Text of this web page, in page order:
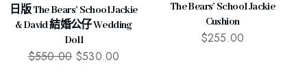
日版 The Bears’ School Jackie
& David 結婚公仔 Wedding
Doll
$550.00 $530.00
The Bears’ School Jackie
Cushion
$255.00